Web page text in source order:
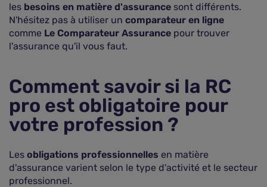
les besoins en matière d'assurance sont différents.
N'hésitez pas à utiliser un comparateur en ligne
comme Le Comparateur Assurance pour trouver
l'assurance qu'il vous faut.
Comment savoir si la RC
pro est obligatoire pour
votre profession ?
Les obligations professionnelles en matière
d'assurance varient selon le type d'activité et le secteur
professionnel.